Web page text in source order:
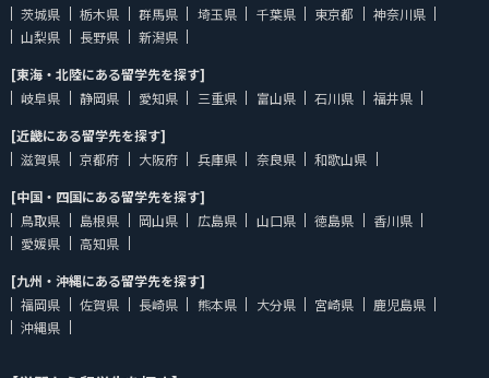
茨城県
栃木県 群馬県 埼玉県 千葉県 東京都
神奈川県
山梨県
長野県
新潟県
[東海・北陸にある留学先を探す]
岐阜県
静岡県 愛知県 三重県 富山県 石川県
福井県
[近畿にある留学先を探す]
滋賀県
京都府 大阪府 兵庫県 奈良県
和歌山県
[中国・四国にある留学先を探す]
鳥取県
島根県 岡山県 広島県 山口県 徳島県
香川県
愛媛県
高知県
[九州・沖縄にある留学先を探す]
福岡県
佐賀県 長崎県 熊本県 大分県 宮崎県
鹿児島県
沖縄県